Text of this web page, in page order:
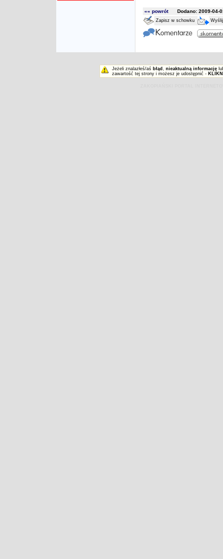
«« powrótDodano: 2009-04-
Zapisz w schowku
Jeżeli znalazłeś/aś błąd , nieaktualną informację
zawartość tej strony i możesz je udostępnić -